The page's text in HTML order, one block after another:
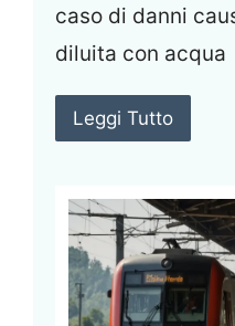
caso di danni
diluita con acqua
Leggi Tutto